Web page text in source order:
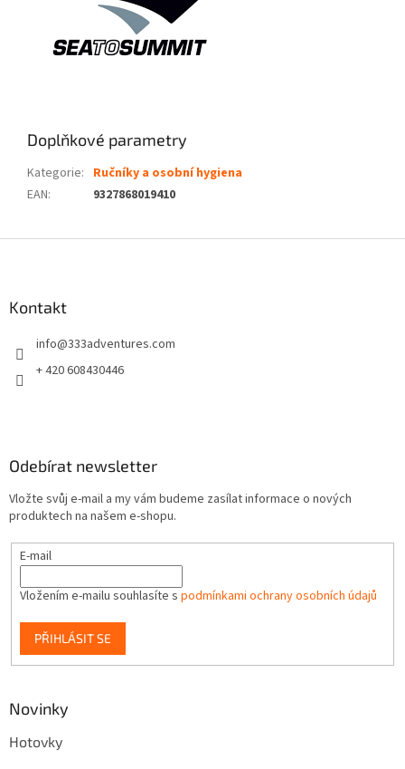
Doplňkové parametry
Kategorie: Ručníky a osobní hygiena
EAN: 9327868019410
Kontakt
info@333adventures.com
+ 420 608430446
Odebírat newsletter
Vložte svůj e-mail a my vám budeme zasílat informace o nových
produktech na našem e-shopu.
E-mail
Vložením e-mailu souhlasíte s podmínkami ochrany osobních údajů
PŘIHLÁSIT SE
Novinky
Hotovky